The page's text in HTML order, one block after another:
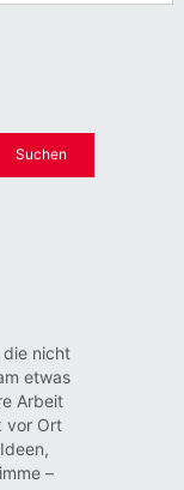
die nicht
etwas
Arbeit
vor Ort
–